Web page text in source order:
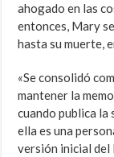
ahogado en las
entonces, Mary
hasta su muerte,
«Se consolidó
mantener la
cuando publica la
ella es una
versión inicial del